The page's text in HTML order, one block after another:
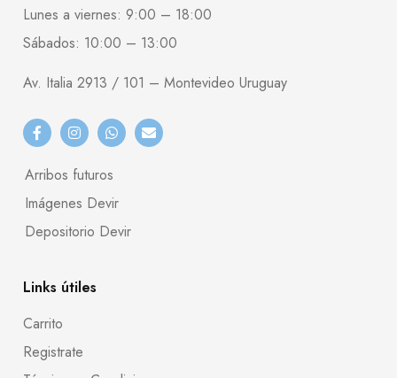
Lunes a viernes: 9:00 – 18:00
Sábados: 10:00 – 13:00
Av. Italia 2913 / 101 – Montevideo Uruguay
Arribos futuros
Imágenes Devir
Depositorio Devir
Links útiles
Carrito
Registrate